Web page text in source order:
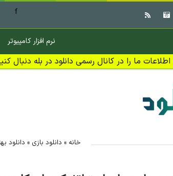
f
نرم افزار کامپیوتر
ما را در کانال رسمی دانلود در بله دنبال
خانه » دانلود بازی » دانلود